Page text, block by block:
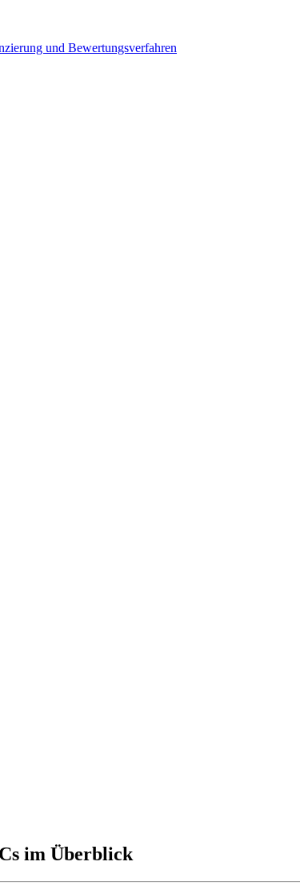
und Bewertungsverfahren
im Überblick